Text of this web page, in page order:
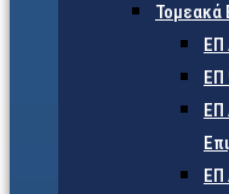
Τομεακά
ΕΠ
ΕΠ
ΕΠ
ΕΠ